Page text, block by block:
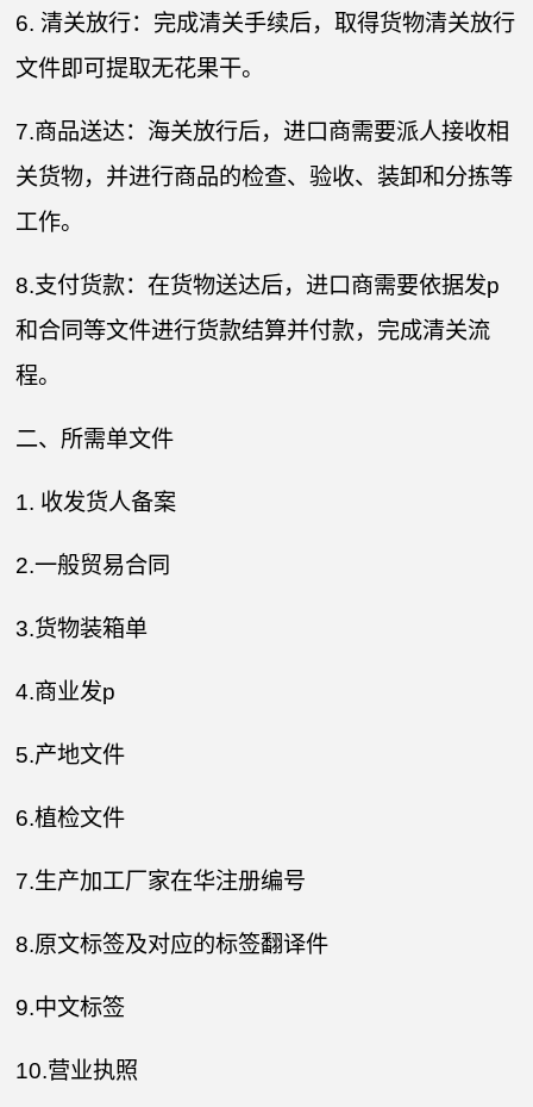
6. 清关放行：完成清关手续后，取得货物清关放行
文件即可提取无花果干。
7.商品送达：海关放行后，进口商需要派人接收相
关货物，并进行商品的检查、验收、装卸和分拣等
工作。
8.支付货款：在货物送达后，进口商需要依据发p
和合同等文件进行货款结算并付款，完成清关流
程。
二、所需单文件
1. 收发货人备案
2.一般贸易合同
3.货物装箱单
4.商业发p
5.产地文件
6.植检文件
7.生产加工厂家在华注册编号
8.原文标签及对应的标签翻译件
9.中文标签
10.营业执照